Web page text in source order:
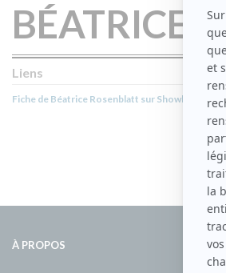
BÉATRICE
Liens
Fiche de Béatrice Rosenblatt sur Showbizz.net
À PROPOS